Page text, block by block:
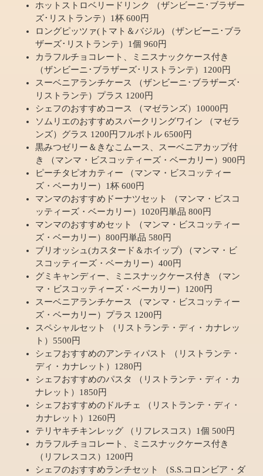
ホットストロベリードリンク （ザンビーニ･ブラザー
ズ･リストランテ）1杯 600円
ロングピッツァ(トマト＆バジル) （ザンビーニ･ブラ
ザーズ･リストランテ）1個 960円
カラフルチョコレート、ミニスナックケース付き
（ザンビーニ･ブラザーズ･リストランテ）1200円
スーベニアランチケース （ザンビーニ･ブラザーズ･
リストランテ）プラス 1200円
シェフのおすすめコース （マゼランズ）10000円
ソムリエのおすすめスパークリングワイン （マゼラ
ンズ）グラス 1200円フルボトル 6500円
黒みつゼリー＆きなこムース、スーベニアカップ付
き （マンマ・ビスコッティーズ・ベーカリー）900円
ピーチタピオカティー （マンマ・ビスコッティー
ズ・ベーカリー）1杯 600円
マンマのおすすめドーナツセット （マンマ・ビスコ
ッティーズ・ベーカリー）1020円単品 800円
マンマのおすすめセット （マンマ・ビスコッティー
ズ・ベーカリー）800円単品 580円
ブリオッシュ(カスタード＆ホイップ) （マンマ・ビ
スコッティーズ・ベーカリー）400円
グミキャンディー、ミニスナックケース付き （マン
マ・ビスコッティーズ・ベーカリー）1200円
スーベニアランチケース （マンマ・ビスコッティー
ズ・ベーカリー）プラス 1200円
スペシャルセット （リストランテ・ディ・カナレッ
ト）5500円
シェフおすすめのアンティパスト （リストランテ・
ディ・カナレット）1280円
シェフおすすめのパスタ （リストランテ・ディ・カ
ナレット）1850円
シェフおすすめのドルチェ （リストランテ・ディ・
カナレット）1260円
テリヤキチキンレッグ （リフレスコス）1個 500円
カラフルチョコレート、ミニスナックケース付き
（リフレスコス）1200円
シェフのおすすめランチセット （S.S.コロンビア・ダ